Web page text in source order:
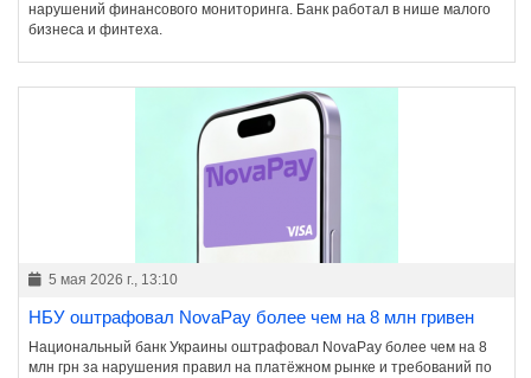
нарушений финансового мониторинга. Банк работал в нише малого
бизнеса и финтеха.
5 мая 2026 г., 13:10
НБУ оштрафовал NovaPay более чем на 8 млн гривен
Национальный банк Украины оштрафовал NovaPay более чем на 8
млн грн за нарушения правил на платёжном рынке и требований по